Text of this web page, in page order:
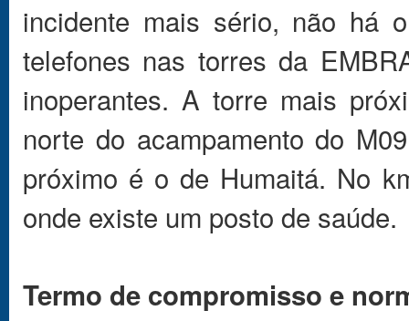
incidente mais sério, não há
telefones nas torres da
inoperantes. A torre mais
norte do acampamento do
próximo é o de Humaitá. No
onde existe um posto de saúde.
Termo de compromisso e